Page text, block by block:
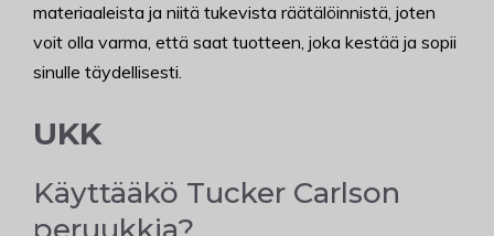
materiaaleista ja niitä tukevista räätälöinnistä, joten
voit olla varma, että saat tuotteen, joka kestää ja sopii
sinulle täydellisesti.
UKK
Käyttääkö Tucker Carlson